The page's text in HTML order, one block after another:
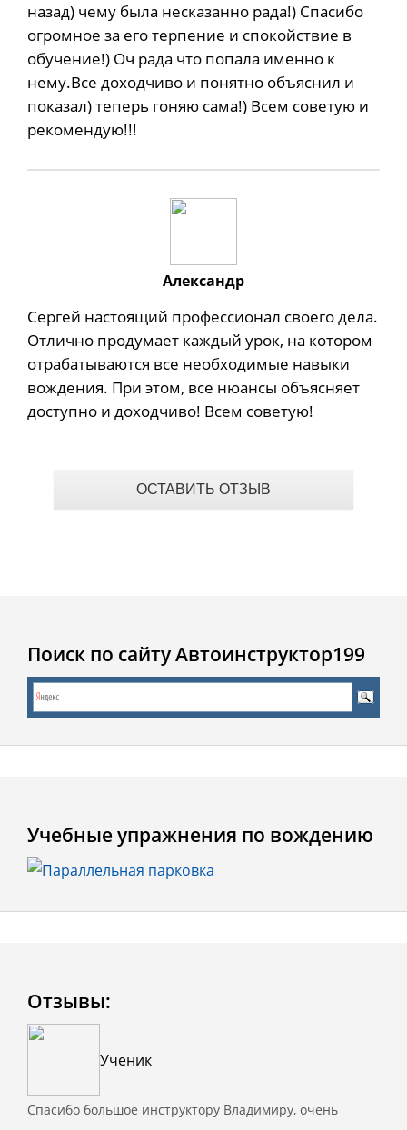
назад) чему была несказанно рада!) Спасибо
огромное за его терпение и спокойствие в
обучение!) Оч рада что попала именно к
нему.Все доходчиво и понятно объяснил и
показал) теперь гоняю сама!) Всем советую и
рекомендую!!!
Александр
Сергей настоящий профессионал своего дела.
Отлично продумает каждый урок, на котором
отрабатываются все необходимые навыки
вождения. При этом, все нюансы объясняет
доступно и доходчиво! Всем советую!
ОСТАВИТЬ ОТЗЫВ
Поиск по сайту Автоинструктор199
Учебные упражнения по вождению
Отзывы:
Ученик
Спасибо большое инструктору Владимиру, очень